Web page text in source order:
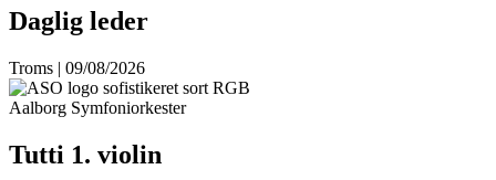
Daglig leder
Troms | 09/08/2026
Aalborg Symfoniorkester
Tutti 1. violin